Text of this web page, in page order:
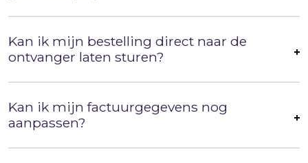
Kan ik mijn bestelling direct naar de
ontvanger laten sturen?
Kan ik mijn factuurgegevens nog
aanpassen?